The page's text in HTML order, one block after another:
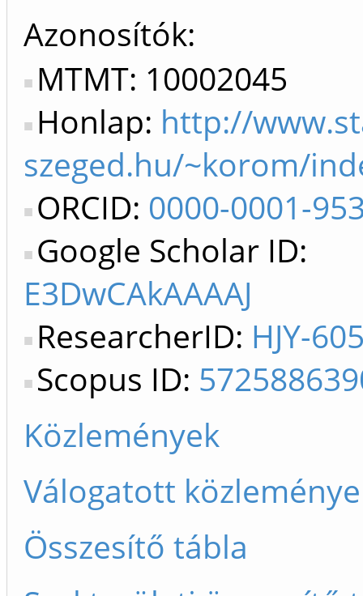
Azonosítók
MTMT: 10002045
Honlap: http://
szeged.hu/~korom/
ORCID: 0000-0001-
Google Scholar ID:
E3DwCAkAAAAJ
ResearcherID: HJY-
Scopus ID:
Közlemények
Válogatott
Összesítő tábla